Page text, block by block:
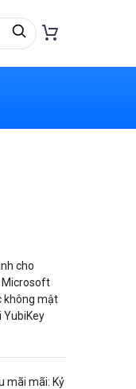
cho
Microsoft
không mật
YubiKey
mãi mãi: Kỷ